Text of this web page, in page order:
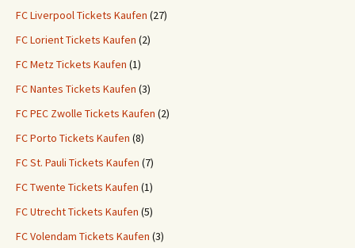
FC Liverpool Tickets Kaufen (27)
FC Lorient Tickets Kaufen (2)
FC Metz Tickets Kaufen (1)
FC Nantes Tickets Kaufen (3)
FC PEC Zwolle Tickets Kaufen (2)
FC Porto Tickets Kaufen (8)
FC St. Pauli Tickets Kaufen (7)
FC Twente Tickets Kaufen (1)
FC Utrecht Tickets Kaufen (5)
FC Volendam Tickets Kaufen (3)